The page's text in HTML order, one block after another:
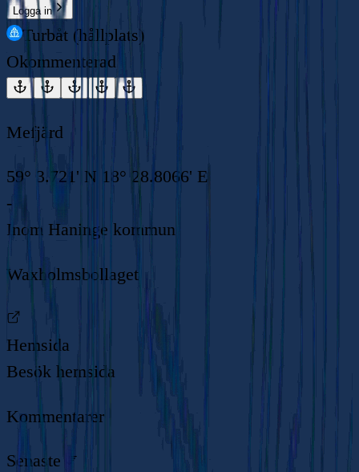
Logga in
Turbåt (hållplats)
Okommenterad
Mefjärd
59° 3.721' N 18° 28.8066' E
-
Inom Haninge kommun
Waxholmsbollaget
Hemsida
Besök hemsida
Kommentarer
Senaste